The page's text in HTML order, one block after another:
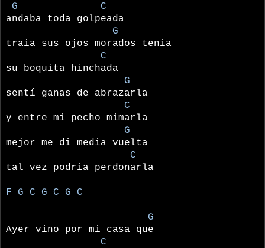
G C
andaba toda golpeada
G
traia sus ojos morados tenia
C
su boquita hinchada
G
sentí ganas de abrazarla
C
y entre mi pecho mimarla
G
mejor me di media vuelta
C
tal vez podria perdonarla
F G C G C G C
G
Ayer vino por mi casa que
C